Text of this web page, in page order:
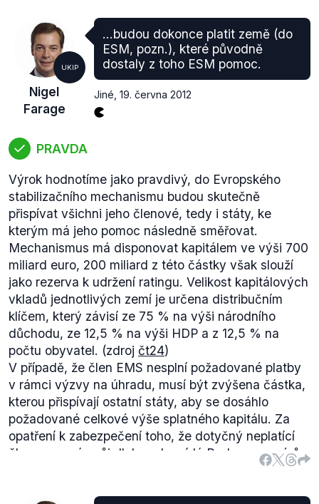
součástí Evropského stabilizačního mechanismu se
tudíž stane.
Ani jedna ze zmíněných zemí tedy nevyslovila tento
mechanismus striktně neodmítla. V České republice
již byl vznik ESM schválen vparlamentu
senátu(.pdf) a čeká se na podpis prezidenta
čtení vparlamentu
UKIP
Nigel
Farage
...budou dokonce platit země (do
ESM, pozn.), které původně
dostaly z toho ESM pomoc.
Jiné 19. června 2012
PRAVDA
Výrok hodnotíme jako pravdivý, do Evropského
stabilizačního mechanismu budou skutečně
přispívat všichni jeho členové, tedy i státy, ke
kterým má jeho pomoc následně směřovat.
Mechanismus má disponovat kapitálem ve výši 700
miliard euro, 200 miliard z této částky však slouží
jako rezerva k udržení ratingu. Velikost kapitálových
vkladů jednotlivých zemí je určena distribučním
klíčem, který závisí ze 75 % na výši národního
důchodu, ze 12,5 % na výši HDP a z 12,5 % na
počtu obyvatel. (zdroj čt24)
V případě, že člen EMS nesplní požadované platby
v rámci výzvy na úhradu, musí být zvýšena částka,
kterou přispívají ostatní státy, aby se dosáhlo
požadované celkové výše splatného kapitálu. Za
opatření k zabezpečení toho, že dotyčný neplatící
člen vyrovná svůj dluh zodpovídá Rada guvernérů.